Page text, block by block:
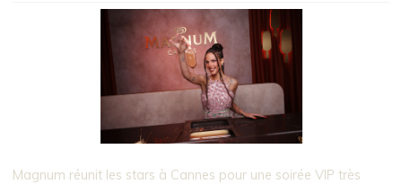
Magnum réunit les stars à Cannes pour une soirée VIP très